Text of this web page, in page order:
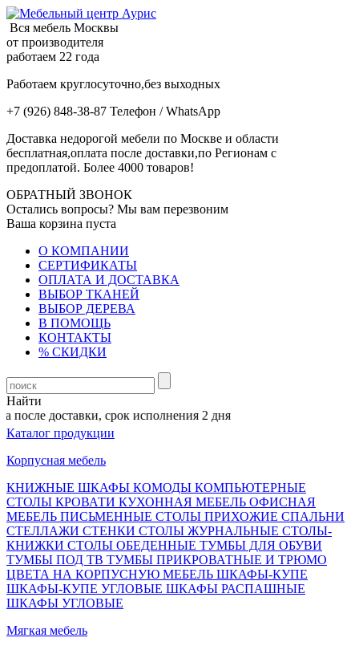
Вся мебель Москвы
от производителя
работаем 22 года
Работаем круглосуточно,без выходных
+7 (926) 848-38-87 Телефон / WhatsApp
Доставка недорогой мебели по Москве и области
бесплатная,оплата после доставки,по Регионам с
предоплатой. Более 4000 товаров!
ОБРАТНЫЙ ЗВОНОК
Остались вопросы? Мы вам перезвоним
Ваша корзина пуста
О КОМПАНИИ
СЕРТИФИКАТЫ
ОПЛАТА И ДОСТАВКА
ВЫБОР ТКАНЕЙ
ВЫБОР ДЕРЕВА
В ПОМОЩЬ
КОНТАКТЫ
% СКИДКИ
Найти
после доставки, срок исполнения 2 дня
Каталог продукции
Корпусная мебель
КНИЖНЫЕ ШКАФЫ КОМОДЫ КОМПЬЮТЕРНЫЕ
СТОЛЫ КРОВАТИ КУХОННАЯ МЕБЕЛЬ ОФИСНАЯ
МЕБЕЛЬ ПИСЬМЕННЫЕ СТОЛЫ ПРИХОЖИЕ СПАЛЬНИ
СТЕЛЛАЖИ СТЕНКИ СТОЛЫ ЖУРНАЛЬНЫЕ СТОЛЫ-
КНИЖКИ СТОЛЫ ОБЕДЕННЫЕ ТУМБЫ ДЛЯ ОБУВИ
ТУМБЫ ПОД ТВ ТУМБЫ ПРИКРОВАТНЫЕ И ТРЮМО
ЦВЕТА НА КОРПУСНУЮ МЕБЕЛЬ ШКАФЫ-КУПЕ
ШКАФЫ-КУПЕ УГЛОВЫЕ ШКАФЫ РАСПАШНЫЕ
ШКАФЫ УГЛОВЫЕ
Мягкая мебель